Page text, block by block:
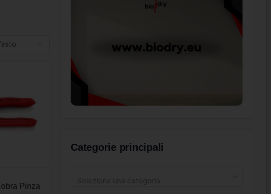
Pinza
Categorie principali